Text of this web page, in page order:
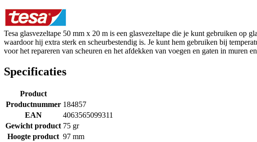
Tesa glasvezeltape 50 mm x 20 m is een glasvezeltape die je kunt gebruiken op
waardoor hij extra sterk en scheurbestendig is. Je kunt hem gebruiken bij
voor het repareren van scheuren en het afdekken van voegen en gaten in muren
Specificaties
Product
Productnummer 184857
EAN
4063565099311
Gewicht product 75 gr
Hoogte product 97 mm